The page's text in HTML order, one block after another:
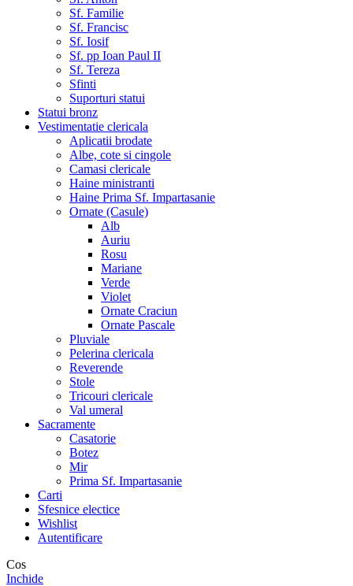
Sf. Familie
Sf. Francisc
Sf. Iosif
Sf. pp Ioan Paul II
Sf. Tereza
Sfinti
Suporturi statui
Statui bronz
Vestimentatie clericala
Aplicatii brodate
Albe, cote si cingole
Camasi clericale
Haine ministranti
Haine Prima Sf. Impartasanie
Ornate (Casule)
Alb
Auriu
Rosu
Mariane
Verde
Violet
Ornate Craciun
Ornate Pascale
Pluviale
Pelerina clericala
Reverende
Stole
Tricouri clericale
Val umeral
Sacramente
Casatorie
Botez
Mir
Prima Sf. Impartasanie
Carti
Sfesnice electice
Wishlist
Autentificare
Cos
Inchide